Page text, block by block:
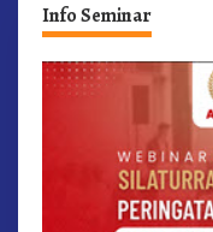
Info Seminar